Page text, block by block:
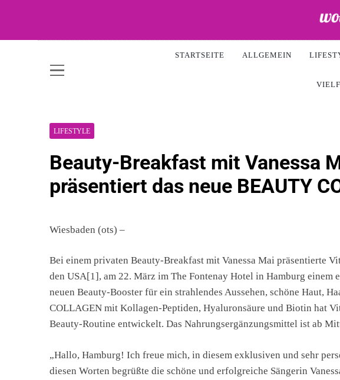
WOW-Air
STARTSEITE ALLGEMEIN
LIFESTYLE
Beauty-Breakfast mit Vanessa
präsentiert das neue BEAUTY
Wiesbaden (ots) –
Bei einem privaten Beauty-Breakfast mit Vanessa Mai präsentierte
den USA[1], am 22. März im The Fontenay Hotel in Hamburg
neuen Beauty-Booster für ein strahlendes Aussehen, schöne Haut,
COLLAGEN mit Kollagen-Peptiden, Hyaluronsäure und Biotin hat
Beauty-Routine entwickelt. Das Nahrungsergänzungsmittel ist ab
„Hallo, Hamburg! Ich freue mich, in diesem exklusiven und sehr
diesen Worten begrüßte die schöne und erfolgreiche Sängerin